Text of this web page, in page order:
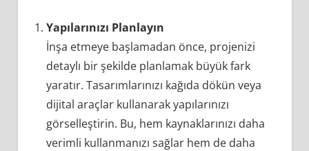
Yapılarınızı Planlayın
İnşa etmeye başlamadan önce, projenizi
detaylı bir şekilde planlamak büyük fark
yaratır. Tasarımlarınızı kağıda dökün veya
dijital araçlar kullanarak yapılarınızı
görselleştirin. Bu, hem kaynaklarınızı daha
verimli kullanmanızı sağlar hem de daha